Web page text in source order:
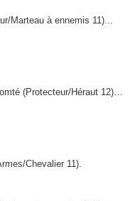
Marteau à ennemis 11)...
(Protecteur/Héraut 12)…
Chevalier 11).